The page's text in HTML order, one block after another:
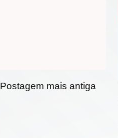
Postagem mais antiga